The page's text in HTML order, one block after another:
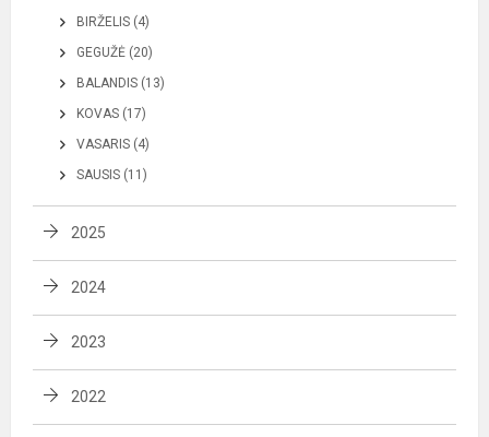
BIRŽELIS (4)
GEGUŽĖ (20)
BALANDIS (13)
KOVAS (17)
VASARIS (4)
SAUSIS (11)
2025
2024
2023
2022